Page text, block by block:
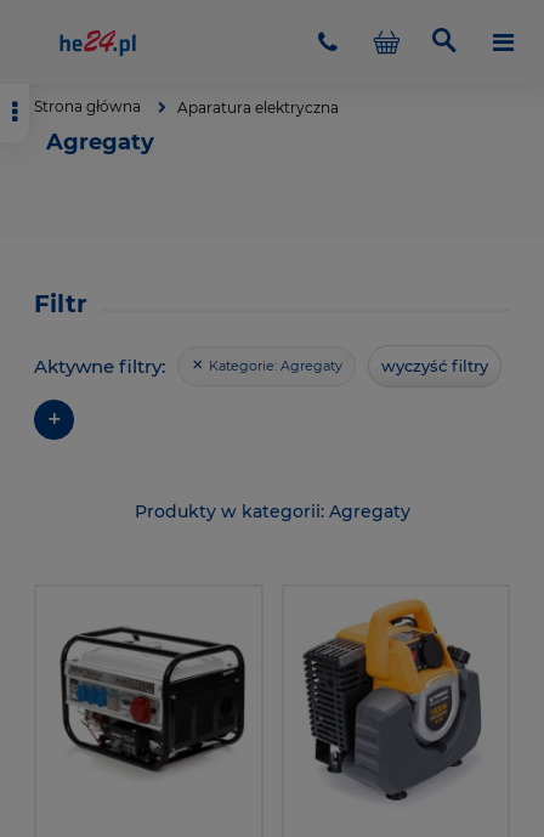
Strona główna Aparatura elektryczna
Agregaty
Filtr
Aktywne filtry: Kategorie: Agregaty wyczyść filtry
+
Agregaty